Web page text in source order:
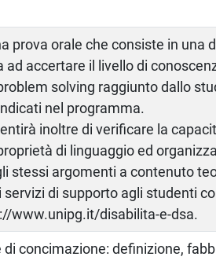
prova orale che consiste in una
accertare il livello di
solving raggiunto dallo
nel programma.
inoltre di verificare la
di linguaggio ed
stessi argomenti a contenuto
di supporto agli studenti
www.unipg.it/disabilita-e-dsa.
di concimazione: definizione,